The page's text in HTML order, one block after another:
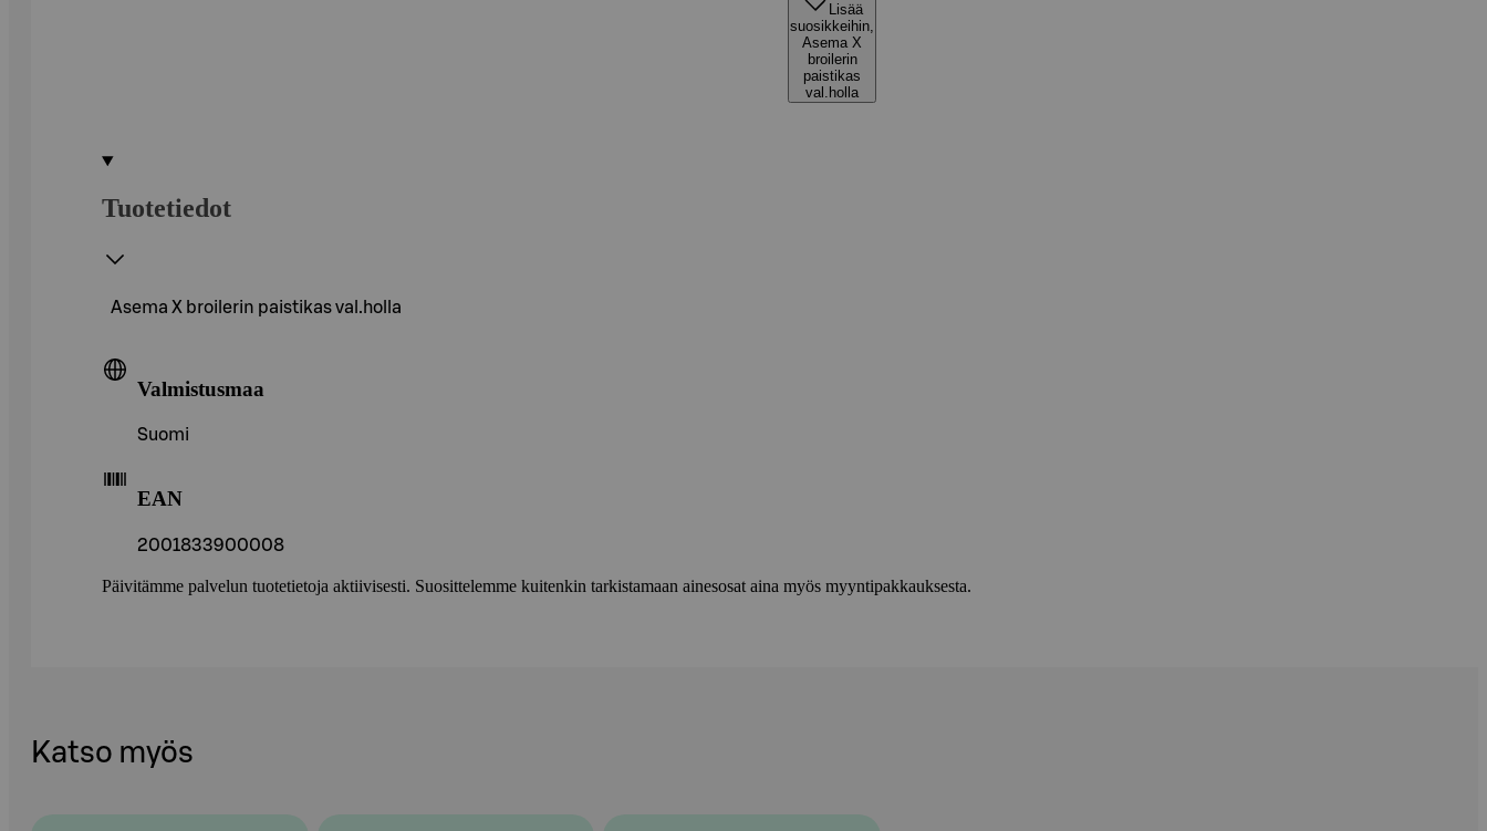
Lisää
suosikkeihin,
Asema X
broilerin
paistikas
val.holla
Tuotetiedot
Asema X broilerin paistikas val.holla
Valmistusmaa
Suomi
EAN
2001833900008
Päivitämme palvelun tuotetietoja aktiivisesti. Suosittelemme kuitenkin tarkistamaan ainesosat aina myös myyntipakkauksesta.
Katso myös